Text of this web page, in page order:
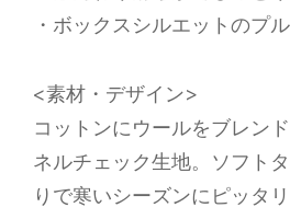
・ボックスシルエットのプ
<素材・デザイン>
コットンにウールをブレン
ネルチェック生地。ソフト
りで寒いシーズンにピッタ